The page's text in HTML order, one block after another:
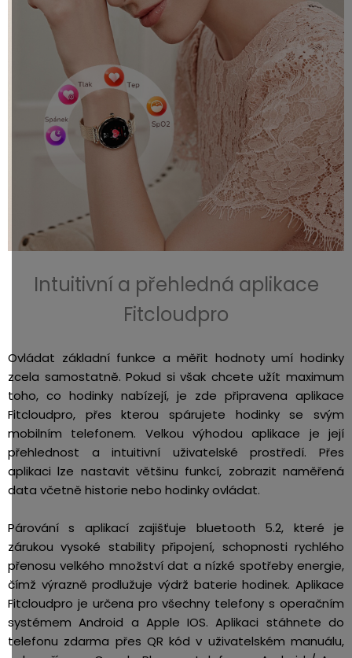
Intuitivní a přehledná aplikace
Fitcloudpro
Ovládat základní funkce a měřit hodnoty umí hodinky
zcela samostatně. Pokud si však chcete užít maximum
toho, co hodinky nabízejí, je zde připravena aplikace
Fitcloudpro, přes kterou spárujete hodinky se svým
mobilním telefonem. Velkou výhodou aplikace je její
přehlednost a intuitivní uživatelské prostředí. Přes
aplikaci lze nastavit většinu funkcí, zobrazit naměřená
data včetně historie nebo hodinky ovládat.
Párování s aplikací zajišťuje bluetooth 5.2, které je
zárukou vysoké stability připojení, schopnosti rychlého
přenosu velkého množství dat a nízké spotřeby energie,
čímž výrazně prodlužuje výdrž baterie hodinek. Aplikace
Fitcloudpro je určena pro všechny telefony s operačním
systémem Android a Apple IOS. Aplikaci stáhnete do
telefonu zdarma přes QR kód v uživatelském manuálu,